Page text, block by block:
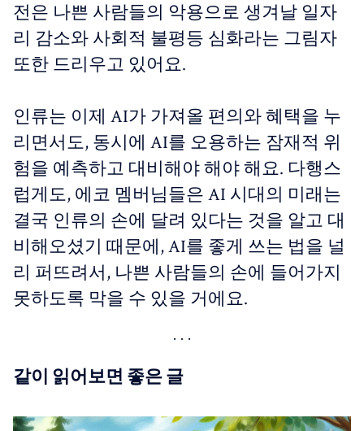
전은 나쁜 사람들의 악용으로 생겨날 일자
리 감소와 사회적 불평등 심화라는 그림자
또한 드리우고 있어요.
인류는 이제 AI가 가져올 편의와 혜택을 누
리면서도, 동시에 AI를 오용하는 잠재적 위
험을 예측하고 대비해야 해야 해요. 다행스
럽게도, 에코 멤버님들은 AI 시대의 미래는
결국 인류의 손에 달려 있다는 것을 알고 대
비해오셨기 때문에, AI를 좋게 쓰는 법을 널
리 퍼뜨려서, 나쁜 사람들의 손에 들어가지
못하도록 막을 수 있을 거에요.
같이 읽어보면 좋은 글